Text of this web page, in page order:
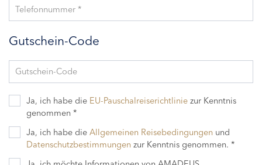
Telefonnummer *
Gutschein-Code
Gutschein-Code
Ja, ich habe die EU-Pauschalreiserichtlinie zur Kenntnis
genommen *
Ja, ich habe die Allgemeinen Reisebedingungen und
Datenschutzbestimmungen zur Kenntnis genommen. *